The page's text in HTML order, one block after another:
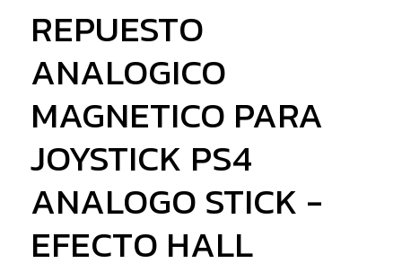
REPUESTO
ANALOGICO
MAGNETICO PARA
JOYSTICK PS4
ANALOGO STICK -
EFECTO HALL